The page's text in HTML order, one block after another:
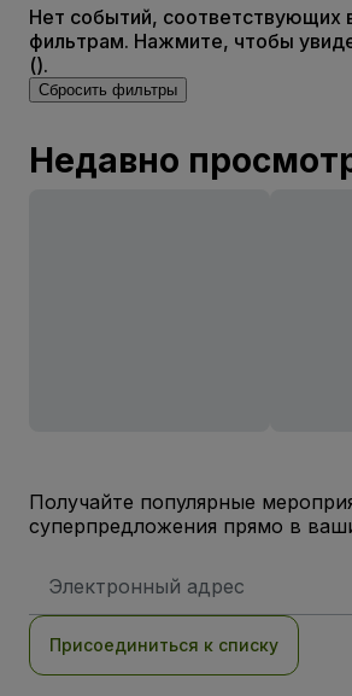
Нет событий, соответствующих
фильтрам. Нажмите, чтобы
().
Сбросить фильтры
Недавно
Получайте популярные
суперпредложения прямо в
электронной
Присоединиться к списку